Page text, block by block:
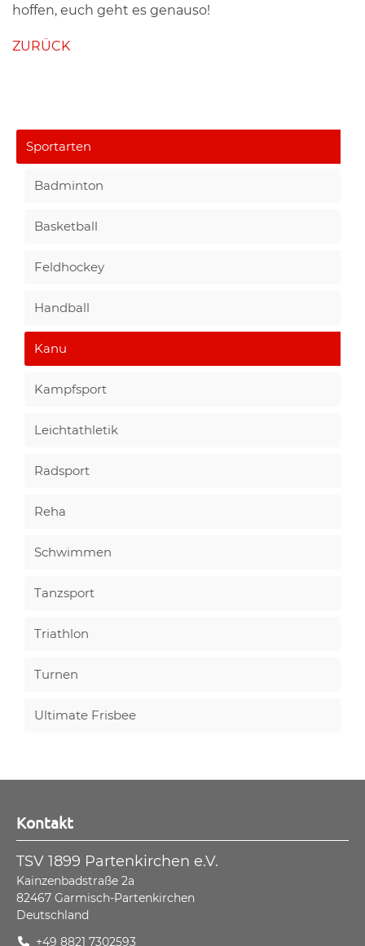
hoffen, euch geht es genauso!
ZURÜCK
Sportarten
Badminton
Basketball
Feldhockey
Handball
Kanu
Kampfsport
Leichtathletik
Radsport
Reha
Schwimmen
Tanzsport
Triathlon
Turnen
Ultimate Frisbee
Kontakt
TSV 1899 Partenkirchen e.V.
Kainzenbadstraße 2a
82467 Garmisch-Partenkirchen
Deutschland
+49 8821 7302593